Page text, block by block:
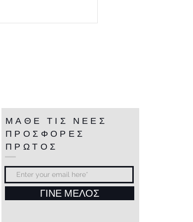
ΜΑΘΕ ΤΙΣ ΝΕΕΣ
ΠΡΟΣΦΟΡΕΣ
ΠΡΩΤΟΣ
ΓΙΝΕ ΜΕΛΟΣ